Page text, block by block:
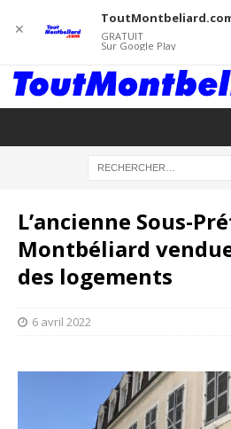
L’ancienne Sous-
Montbéliard
des logements
6 avril 2022
✕ GRATUIT
Sur Google Play